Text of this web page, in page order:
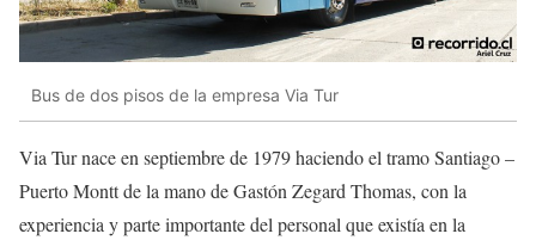
Bus de dos pisos de la empresa Via Tur
Via Tur nace en septiembre de 1979 haciendo el tramo Santiago –
Puerto Montt de la mano de Gastón Zegard Thomas, con la
experiencia y parte importante del personal que existía en la